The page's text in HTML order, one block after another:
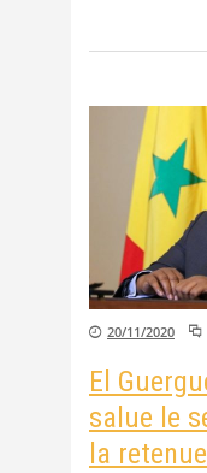
20/11/2020
El
salue le
la